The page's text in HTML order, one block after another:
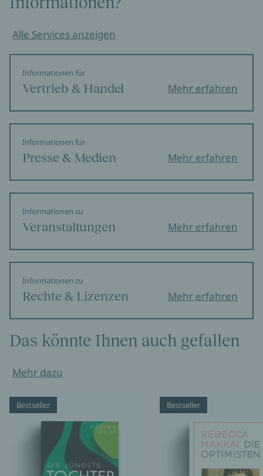
Alle Services anzeigen
Informationen für
Vertrieb & Handel Mehr erfahren
Informationen für
Presse & Medien Mehr erfahren
Informationen zu
Veranstaltungen Mehr erfahren
Informationen zu
Rechte & Lizenzen Mehr erfahren
Das könnte Ihnen auch gefallen
Mehr dazu
Bestseller Bestseller